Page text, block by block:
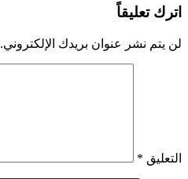
اترك تعليقاً
لن يتم نشر عنوان بريدك الإلكتروني.
التعليق *